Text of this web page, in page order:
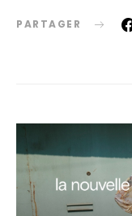
PARTAGER